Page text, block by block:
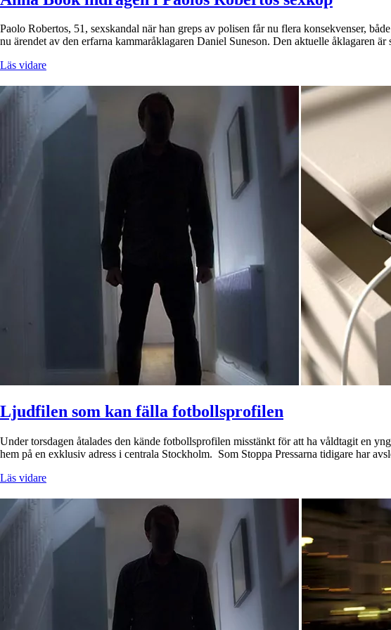
Paolo Robertos, 51, sexskandal när han greps av polisen får nu flera konsekvenser,
nu ärendet av den erfarna kammaråklagaren Daniel Suneson. Den aktuelle åklagaren
Läs vidare
Ljudfilen som kan fälla fotbollsprofilen
Under torsdagen åtalades den kände fotbollsprofilen misstänkt för att ha våldtagit en
hem på en exklusiv adress i centrala Stockholm. Som Stoppa Pressarna tidigare har
Läs vidare